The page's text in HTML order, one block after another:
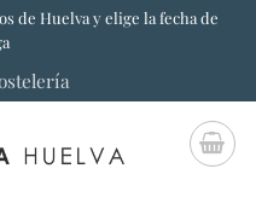
de Huelva y elige la fecha de